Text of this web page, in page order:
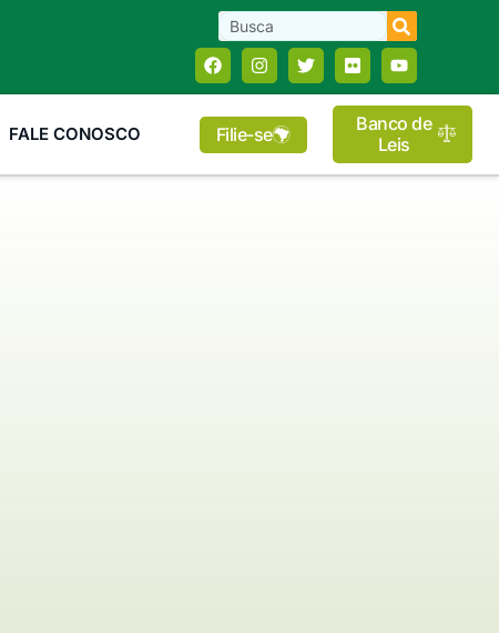
FALE CONOSCO Filie-se
Banco de
Leis